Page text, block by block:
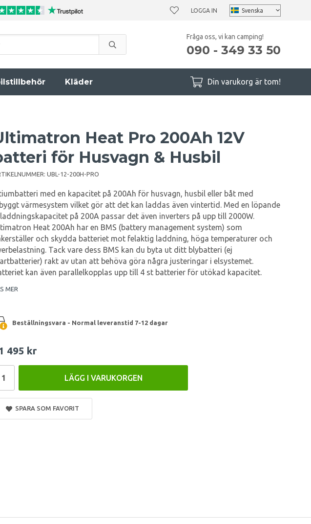
LOGGA IN
Fråga oss, vi kan camping!
090 - 349 33 50
Kläder Din varukorg är tom!
Heat Pro 200Ah 12V
för Husvagn & Husbil
UBL-12-200H-PRO
med en kapacitet på 200Ah för husvagn, husbil eller båt med
värmesystem vilket gör att det kan laddas även vintertid. Med en löpande
på 200A passar det även inverters på upp till 2000W.
Heat 200Ah har en BMS (battery management system) som
och skydda batteriet mot felaktig laddning, höga temperaturer och
Tack vare dess BMS kan du byta ut ditt blybatteri (ej
rakt av utan att behöva göra några justeringar i elsystemet.
kan även parallelkopplas upp till 4 st batterier för utökad kapacitet.
MER
Beställningsvara - Normal leveranstid 7-12 dagar
495 kr
LÄGG I VARUKORGEN
SPARA SOM FAVORIT